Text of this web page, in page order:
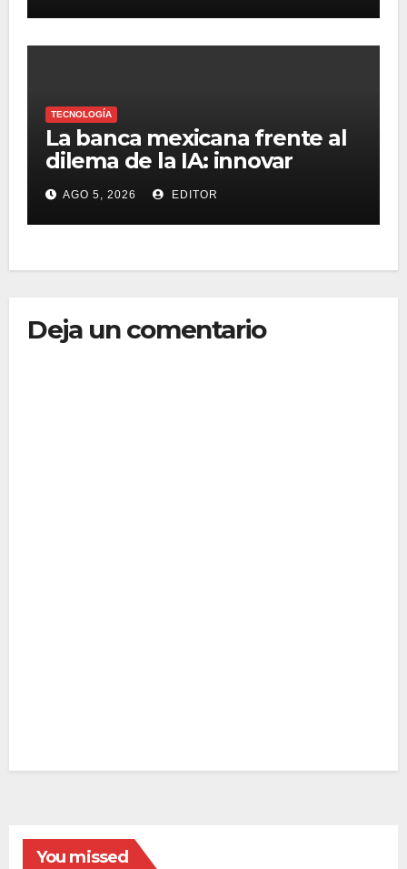
TECNOLOGÍA
La banca mexicana frente al
dilema de la IA: innovar
rápido sin perder la confianza
AGO 5, 2026 EDITOR
Deja un comentario
You missed